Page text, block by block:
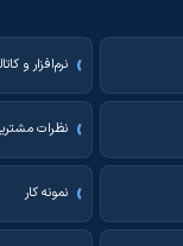
نرم‌افزار و
نظرات
نمونه کار